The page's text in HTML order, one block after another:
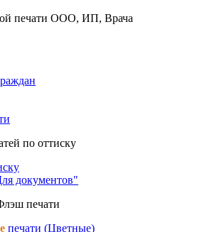
документов"
печати (Цветные)